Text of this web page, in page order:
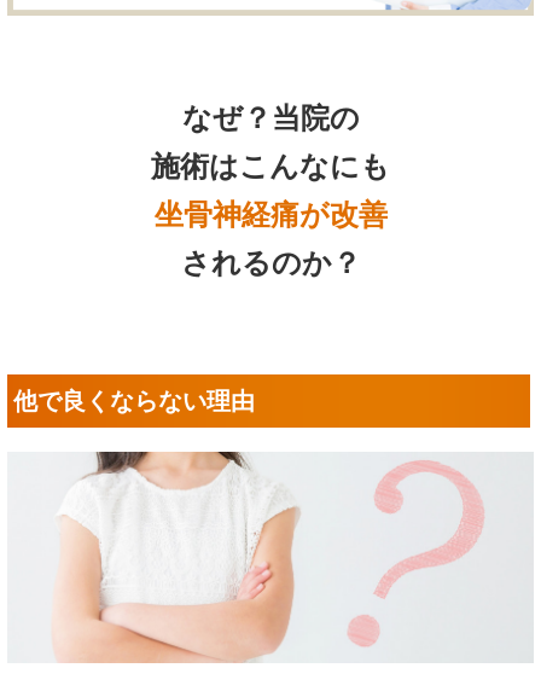
なぜ？当院の
施術はこんなにも
坐骨神経痛が改善
されるのか？
他で良くならない理由